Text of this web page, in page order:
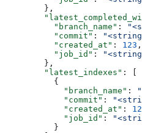
        },
          "branch_name"
:
          "commit"
:
          "created_at"
: 123 ,
          "job_id"
:
        },
        "latest_indexes"
: [
          {
            "branch_name"
:
            "commit"
:
            "created_at"
:
            "job_id"
:
          }